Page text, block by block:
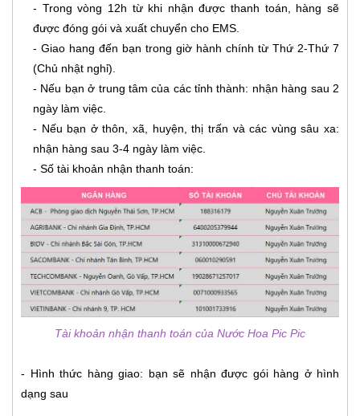
- Trong vòng 12h từ khi nhận được thanh toán, hàng sẽ
được đóng gói và xuất chuyển cho EMS.
- Giao hang đến bạn trong giờ hành chính từ Thứ 2-Thứ 7
(Chủ nhật nghỉ).
- Nếu bạn ở trung tâm của các tỉnh thành: nhận hàng sau 2
ngày làm việc.
- Nếu bạn ở thôn, xã, huyện, thị trấn và các vùng sâu xa:
nhận hàng sau 3-4 ngày làm việc.
- Số tài khoản nhận thanh toán:
Tài khoản nhận thanh toán của Nước Hoa Pic Pic
- Hình thức hàng giao: bạn sẽ nhận được gói hàng ở hình
dạng sau